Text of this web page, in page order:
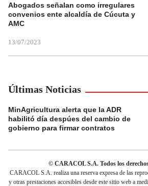
Abogados señalan como irregulares
convenios ente alcaldía de Cúcuta y
AMC
13/07/2023
Últimas Noticias
MinAgricultura alerta que la ADR
habilitó día despúes del cambio de
gobierno para firmar contratos
© CARACOL S.A. Todos los
CARACOL S.A. realiza una reserva expresa de las
y otras prestaciones accesibles desde este sitio web a